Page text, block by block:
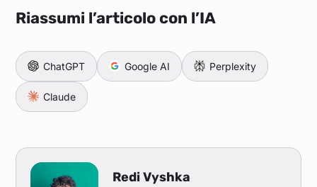
Riassumi l’articolo con l’IA
ChatGPT Google AI Perplexity
Claude
Redi Vyshka